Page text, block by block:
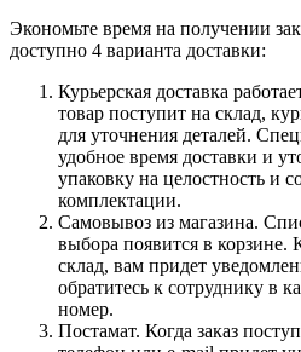
Экономьте время на получении
доступно 4 варианта доставки:
Курьерская доставка
товар поступит на склад,
для уточнения деталей.
удобное время доставки и
упаковку на целостность и
комплектации.
Самовывоз из магазина.
выбора появится в корзине.
склад, вам придет
обратитесь к сотруднику в
номер.
Постамат. Когда заказ